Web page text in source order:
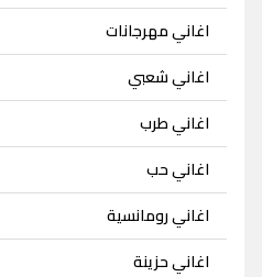
اغاني مهرجانات
اغاني شعبي
اغاني طرب
اغاني حب
اغاني رومانسية
اغاني حزينة